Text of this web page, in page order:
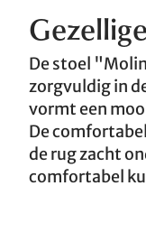
De stoel
zorgvuldig in
vormt een
De
de rug zacht
comfortabel